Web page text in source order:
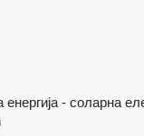
- соларна